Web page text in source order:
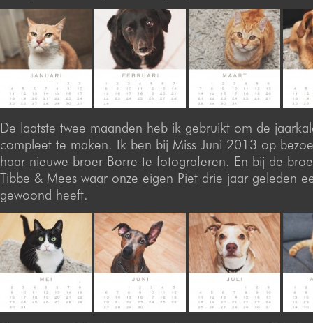
De laatste twee maanden heb ik gebruikt om de
compleet te maken. Ik ben bij Miss Juni 2013 op
haar nieuwe broer Borre te fotograferen. En bij de
Tibbe & Mees waar onze eigen Piet drie jaar geleden
gewoond heeft.